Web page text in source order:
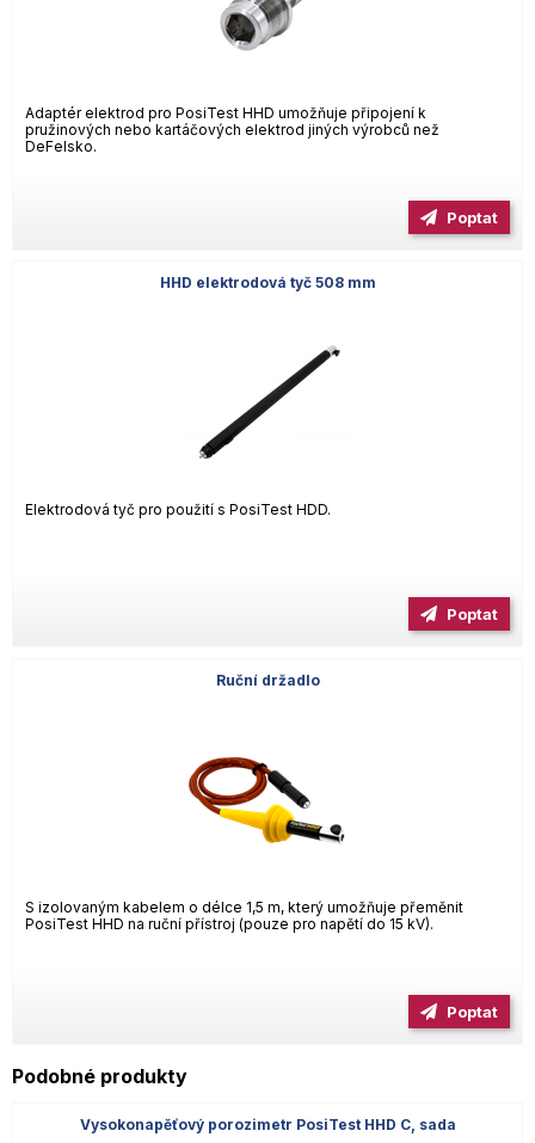
Adaptér elektrod pro PosiTest HHD umožňuje připojení k
pružinových nebo kartáčových elektrod jiných výrobců než
DeFelsko.
Poptat
HHD elektrodová tyč 508 mm
Elektrodová tyč pro použití s PosiTest HDD.
Poptat
Ruční držadlo
S izolovaným kabelem o délce 1,5 m, který umožňuje přeměnit
PosiTest HHD na ruční přístroj (pouze pro napětí do 15 kV).
Poptat
Podobné produkty
Vysokonapěťový porozimetr PosiTest HHD C, sada